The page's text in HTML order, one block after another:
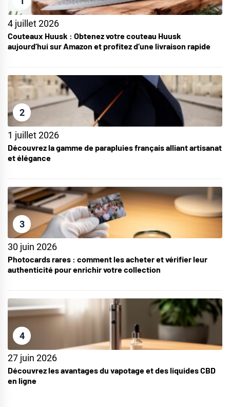
4 juillet 2026
Couteaux Huusk : Obtenez votre couteau Huusk
aujourd’hui sur Amazon et profitez d’une livraison rapide
2
1 juillet 2026
Découvrez la gamme de parapluies français alliant artisanat
et élégance
3
30 juin 2026
Photocards rares : comment les acheter et vérifier leur
authenticité pour enrichir votre collection
4
27 juin 2026
Découvrez les avantages du vapotage et des liquides CBD
en ligne